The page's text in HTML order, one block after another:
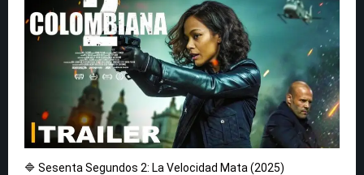
🔷 Sesenta Segundos 2: La Velocidad Mata (2025)